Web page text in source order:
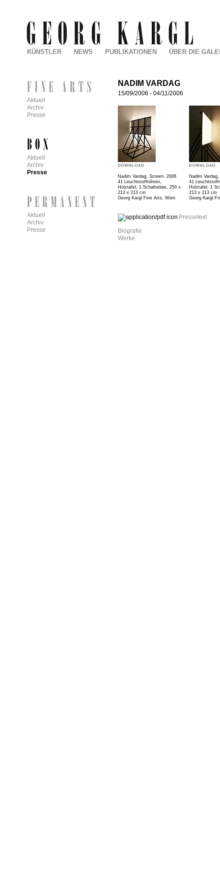
NADIM VARDAG
15/09/2006 - 04/11/2006
Nadim Vardag, Screen , 2006
41 Leuchtstoffröhren,
Holztafel, 1 Schaltrelais, 250 x
213 x 213 cm
Georg Kargl Fine Arts, Wien
Nadim Vardag,
41
Holztafel, 1
213 x 213 cm
Georg Kargl
Pressetext
Biografie
Werke
KÜNSTLER NEWS PUBLIKATIONEN ÜBER DIE
Aktuell
Archiv
Presse
Aktuell
Archiv
Presse
Aktuell
Archiv
Presse